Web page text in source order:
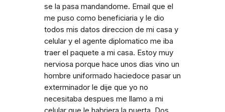
se la pasa mandandome. Email que el
me puso como beneficiaria y le dio
todos mis datos direccion de mi casa y
celular y el agente diplomatico me iba
traer el paquete a mi casa. Estoy muy
nerviosa porque hace unos dias vino un
hombre uniformado haciedoce pasar un
exterminador le dije que yo no
necesitaba despues me llamo a mi